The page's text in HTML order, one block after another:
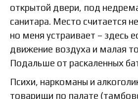
открытой двери, под
санитара. Место считается
но меня устраивает – здесь
движение воздуха и малая
Подальше от раскаленных
Психи, наркоманы и
товарищи по палате